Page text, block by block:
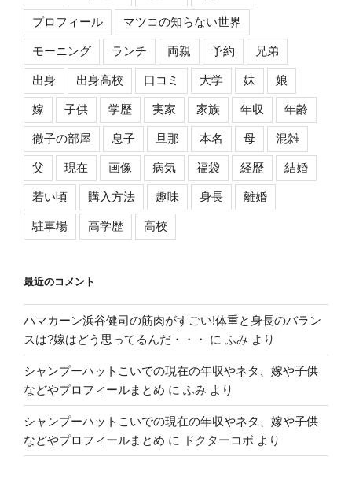
プロフィール マツコの知らない世界
モーニング ランチ 両親 予約 兄弟
出身 出身高校 口コミ 大学 妹 娘
嫁 子供 学歴 実家 家族 年収 年齢
徹子の部屋 息子 旦那 本名 母 混雑
父 現在 画像 病気 福袋 経歴 結婚
若い頃 購入方法 趣味 身長 離婚
駐車場 高学歴 高校
最近のコメント
ハマカーン浜谷健司の筋肉がすごい!体重と身長のバラン
スは?嫁はどう思ってるんだ・・・
に ふみ より
シャンプーハットこいでの現在の年収やネタ、嫁や子供
などやプロフィールまとめ に ふみ より
シャンプーハットこいでの現在の年収やネタ、嫁や子供
などやプロフィールまとめ に ドクターコボ より